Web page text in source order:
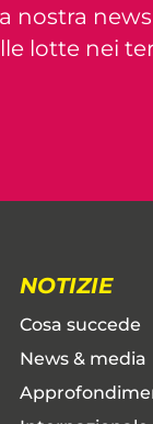
nostra
lotte nei
NOTIZIE
Cosa succede
News & media